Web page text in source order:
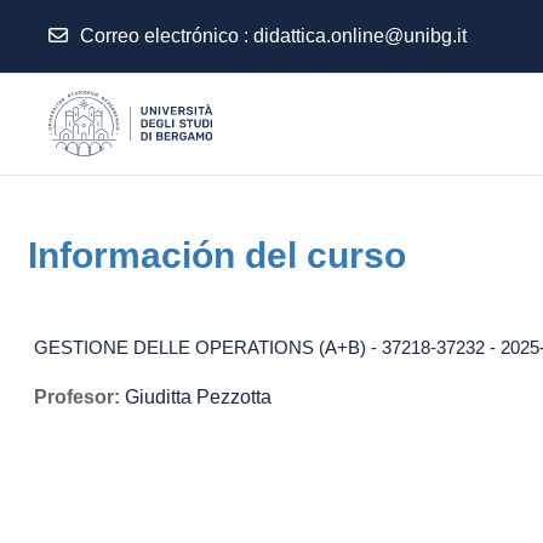
Correo electrónico : didattica.online@unibg.it
Información del curso
GESTIONE DELLE OPERATIONS (A+B) - 37218-37232 -
Profesor: Giuditta Pezzotta